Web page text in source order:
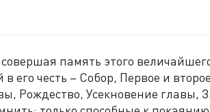
память этого
в его честь – Собор, Первое и
Рождество, Усекновение главы,